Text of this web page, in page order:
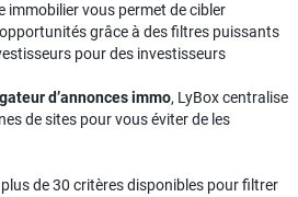
immobilier vous permet de cibler
grâce à des filtres puissants
pour des investisseurs
d’annonces immo, LyBox centralise
de sites pour vous éviter de les
de 30 critères disponibles pour filtrer